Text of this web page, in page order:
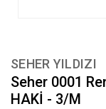
SEHER YILDIZI
Seher 0001
HAKİ - 3/M